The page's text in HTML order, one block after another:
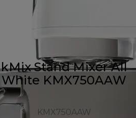
kMix Stand Mixer All
White KMX750AAW
KMX750AAW